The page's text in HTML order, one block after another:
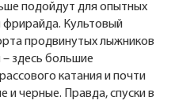
подойдут для опытных
Культовый
продвинутых лыжников
здесь большие
катания и почти
и черные. Правда, спуски в